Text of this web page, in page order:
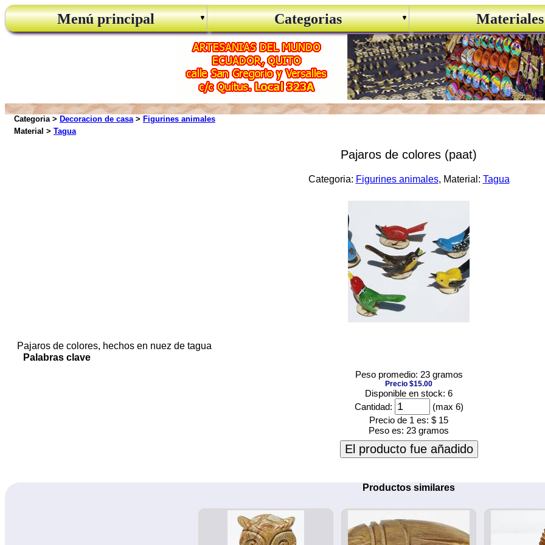
Menú principal Categorias Materiales
Categoria > Decoracion de casa> Figurines animales
Material > Tagua
Pajaros de colores (paat)
Categoria: Figurines animales, Material: Tagua
Pajaros de colores, hechos en nuez de tagua
Palabras clave
Peso promedio: 23 gramos
Precio $15.00
Disponible en stock: 6
Cantidad:
(max 6)
Precio de 1 es: $ 15
Peso es: 23 gramos
El producto fue añadido
Productos similares